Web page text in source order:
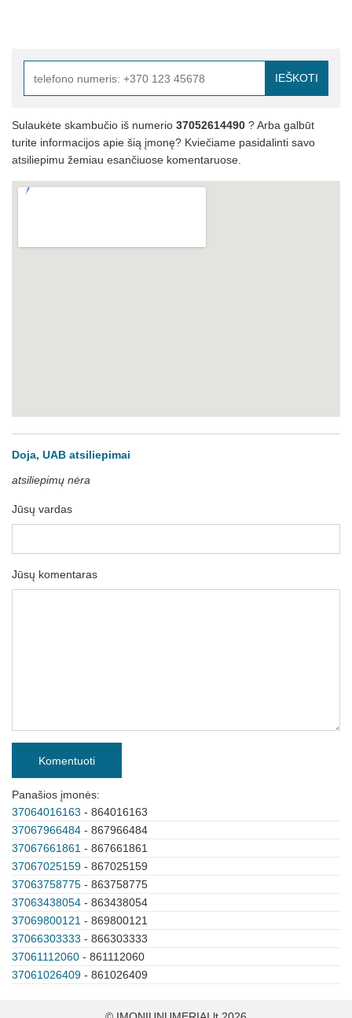
IEŠKOTI
Sulaukėte skambučio iš numerio 37052614490 ? Arba galbūt
turite informacijos apie šią įmonę? Kviečiame pasidalinti savo
atsiliepimu žemiau esančiuose komentaruose.
Doja, UAB atsiliepimai
atsiliepimų nėra
Jūsų vardas
Jūsų komentaras
Komentuoti
Panašios įmonės:
37064016163 - 864016163
37067966484 - 867966484
37067661861 - 867661861
37067025159 - 867025159
37063758775 - 863758775
37063438054 - 863438054
37069800121 - 869800121
37066303333 - 866303333
37061112060 - 861112060
37061026409 - 861026409